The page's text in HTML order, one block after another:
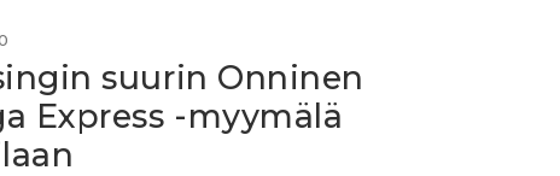
suurin Onninen
Express -myymälä